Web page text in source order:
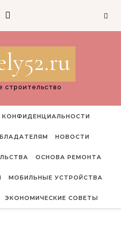
строительство
КОНФИДЕНЦИАЛЬНОСТИ
НОВОСТИ
ОСНОВА РЕМОНТА
МОБИЛЬНЫЕ УСТРОЙСТВА
ЭКОНОМИЧЕСКИЕ СОВЕТЫ